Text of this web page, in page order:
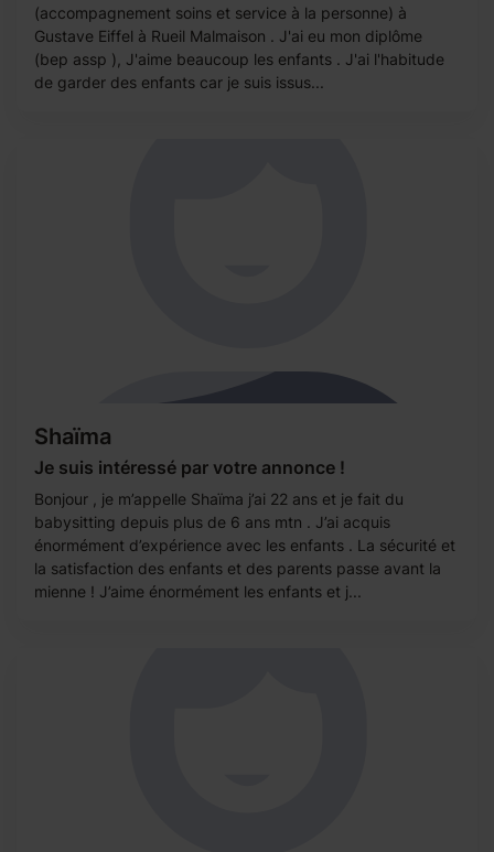
(accompagnement soins et service à la personne) à
Gustave Eiffel à Rueil Malmaison . J'ai eu mon diplôme
(bep assp ), J'aime beaucoup les enfants . J'ai l'habitude
de garder des enfants car je suis issus...
Shaïma
Je suis intéressé par votre annonce !
Bonjour , je m’appelle Shaïma j’ai 22 ans et je fait du
babysitting depuis plus de 6 ans mtn . J’ai acquis
énormément d’expérience avec les enfants . La sécurité et
la satisfaction des enfants et des parents passe avant la
mienne ! J’aime énormément les enfants et j...